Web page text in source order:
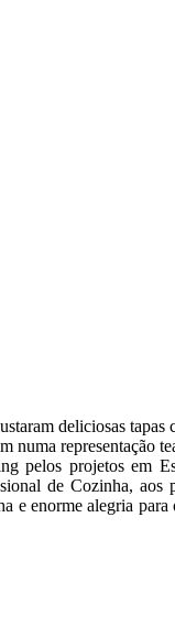
deliciosas tapas
numa representação
pelos projetos em
de Cozinha, aos
enorme alegria para